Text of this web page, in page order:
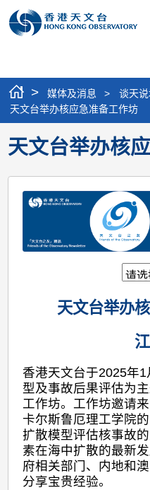
> 媒体及消息 > 谈天说
天文台举办核应急准备工作坊
天文台举办核
天文台举办
香港天文台于2025年
型及事故后果评估为
工作坊。工作坊邀请
卡尔斯鲁厄理工学院
扩散模型评估核事故
素在海中扩散的最新
府相关部门、内地和
分享宝贵经验。